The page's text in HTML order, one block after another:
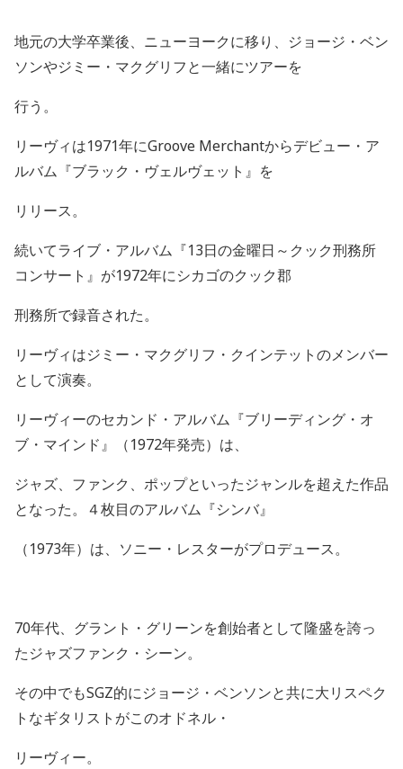
地元の大学卒業後、ニューヨークに移り、ジョージ・ベン
ソンやジミー・マクグリフと一緒にツアーを
行う。
リーヴィは1971年にGroove Merchantからデビュー・ア
ルバム『ブラック・ヴェルヴェット』を
リリース。
続いてライブ・アルバム『13日の金曜日～クック刑務所
コンサート』が1972年にシカゴのクック郡
刑務所で録音された。
リーヴィはジミー・マクグリフ・クインテットのメンバー
として演奏。
リーヴィーのセカンド・アルバム『ブリーディング・オ
ブ・マインド』（1972年発売）は、
ジャズ、ファンク、ポップといったジャンルを超えた作品
となった。４枚目のアルバム『シンバ』
（1973年）は、ソニー・レスターがプロデュース。
70年代、グラント・グリーンを創始者として隆盛を誇っ
たジャズファンク・シーン。
その中でもSGZ的にジョージ・ベンソンと共に大リスペク
トなギタリストがこのオドネル・
リーヴィー。